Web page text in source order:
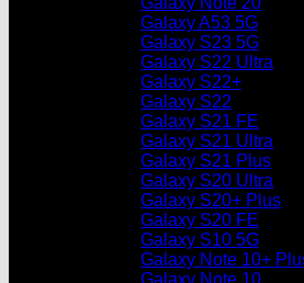
Galaxy A53 5G
Galaxy S23 5G
Galaxy S22 Ultra
Galaxy S22+
Galaxy S22
Galaxy S21 FE
Galaxy S21 Ultra
Galaxy S21 Plus
Galaxy S20 Ultra
Galaxy S20+ Plus
Galaxy S20 FE
Galaxy S10 5G
Galaxy Note 10+
Galaxy Note 10